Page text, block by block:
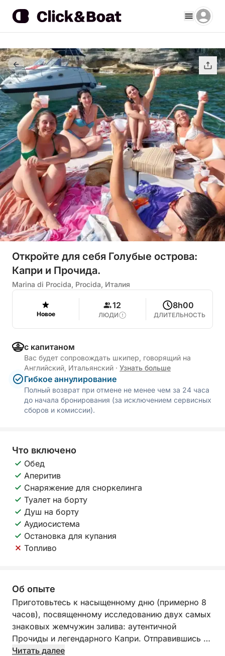
Откройте для себя Голубые острова:
Капри и Прочида.
Marina di Procida, Procida, Италия
Новое
12
ЛЮДИ
8h00
ДЛИТЕЛЬНОСТЬ
с капитаном
Вас будет сопровождать шкипер, говорящий на
Английский, Итальянский · Узнать больше
Гибкое аннулирование
Полный возврат при отмене не менее чем за 24 часа
до начала бронирования (за исключением сервисных
сборов и комиссии).
Что включено
Обед
Аперитив
Снаряжение для сноркелинга
Туалет на борту
Душ на борту
Аудиосистема
Остановка для купания
Топливо
Об опыте
Приготовьтесь к насыщенному дню (примерно 8
часов), посвященному исследованию двух самых
знаковых жемчужин залива: аутентичной
Прочиды и легендарного Капри. Отправившись из
очаровательной Марины Корричелла, мы
Читать далее